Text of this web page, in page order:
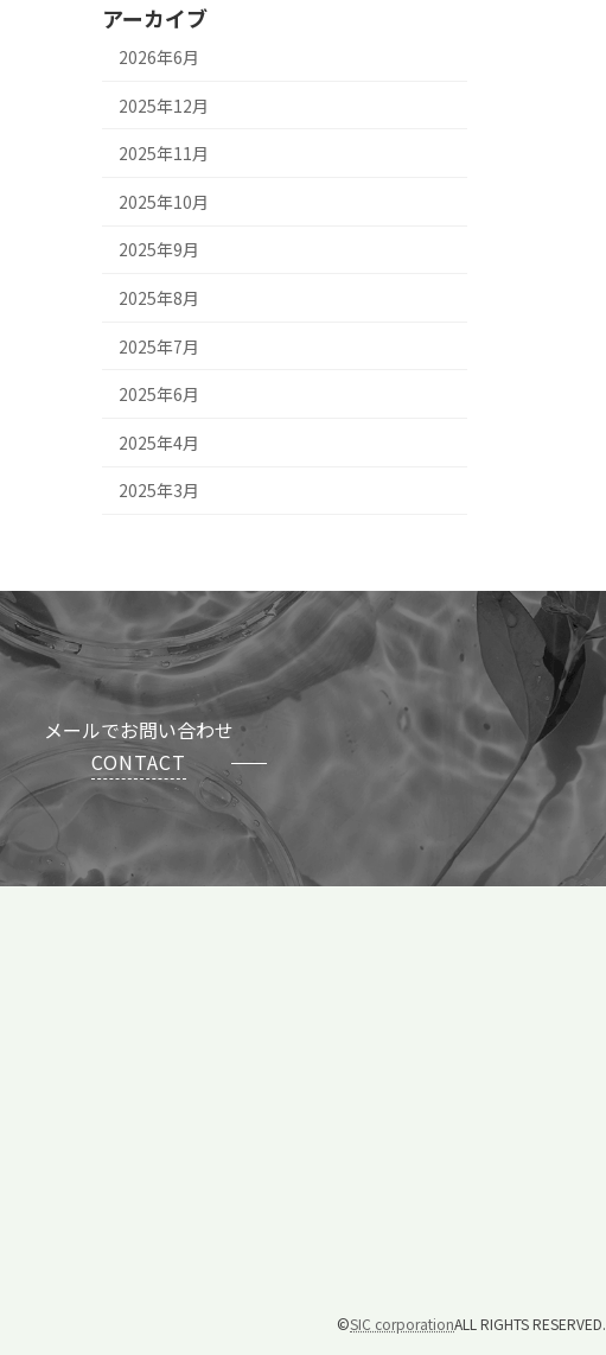
アーカイブ
2026年6月
2025年12月
2025年11月
2025年10月
2025年9月
2025年8月
2025年7月
2025年6月
2025年4月
2025年3月
メールでお問い合わせ
CONTACT
©SIC corporationALL RIGHTS RESERVED.